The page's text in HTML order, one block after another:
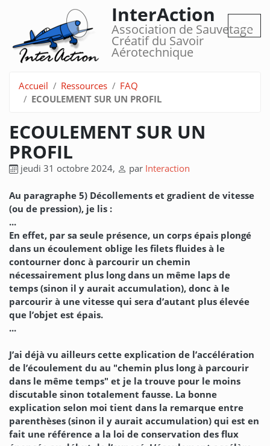
InterAction
Association de Sauvetage
Créatif du Savoir
Aérotechnique
Accueil Ressources
FAQ
ECOULEMENT SUR UN PROFIL
ECOULEMENT SUR UN
PROFIL
jeudi 31 octobre 2024, par Interaction
Au paragraphe 5) Décollements et gradient de vitesse
(ou de pression), je lis :
...
En effet, par sa seule présence, un corps épais plongé
dans un écoulement oblige les filets fluides à le
contourner donc à parcourir un chemin
nécessairement plus long dans un même laps de
temps (sinon il y aurait accumulation), donc à le
parcourir à une vitesse qui sera d’autant plus élevée
que l’objet est épais.
...
J’ai déjà vu ailleurs cette explication de l’accélération
de l’écoulement du au "chemin plus long à parcourir
dans le même temps" et je la trouve pour le moins
discutable sinon totalement fausse. La bonne
explication selon moi tient dans la remarque entre
parenthèses (sinon il y aurait accumulation) qui est en
fait une référence a la loi de conservation des flux